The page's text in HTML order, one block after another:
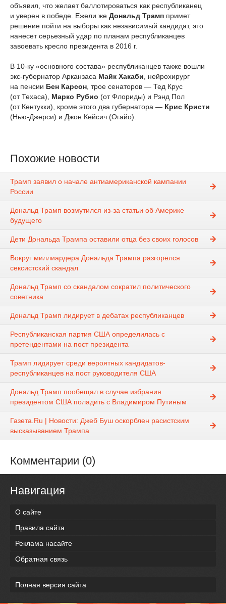
объявил, что желает баллотироваться как республиканец
и уверен в победе. Ежели же Дональд Трамп примет
решение пойти на выборы как независимый кандидат, это
нанесет серьезный удар по планам республиканцев
завоевать кресло президента в 2016 г.
В 10-ку «основного состава» республиканцев также вошли
экс-губернатор Арканзаса Майк Хакаби , нейрохирург
на пенсии Бен Карсон , трое сенаторов — Тед Крус
(от Техаса), Марко Рубио (от Флориды) и Рэнд Пол
(от Кентукки), кроме этого два губернатора — Крис Кристи
(Нью-Джерси) и Джон Кейсич (Огайо).
Похожие новости
Трамп заявил o начале антиамериканской кампании
России
Дональд Трамп возмутился из-за статьи об Америке
будущего
Дети Дональда Трампа оставили отца без своих голосов
Вокруг миллиардера Дональда Трампа разгорелся
сексистский скандал
Дональд Трамп со скандалом сократил политического
советника
Дональд Трамп лидирует в дебатах республиканцев
Республиканская партия США определилась с
претендентами на пост президента
Трамп лидирует среди вероятных кандидатов-
республиканцев на пост руководителя США
Дональд Трамп пообещал в случае избрания
президентом США поладить с Владимиром Путиным
Газета.Ru | Новости: Джеб Буш оскорблен расистским
высказыванием Трампа
Комментарии (0)
Навигация
О сайте
Правила сайта
Реклама насайте
Обратная связь
Полная версия сайта